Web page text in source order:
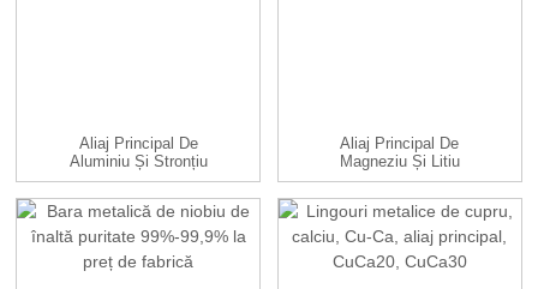
Aliaj Principal De
Aluminiu Și Stronțiu
AlSr3.5 5 10 15...
Aliaj Principal De
Magneziu Și Litiu
MgLi10 14